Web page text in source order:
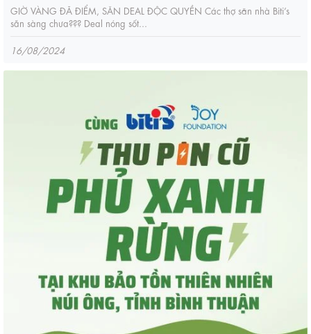
GIỜ VÀNG ĐÃ ĐIỂM, SĂN DEAL ĐỘC QUYỀN Các thợ săn nhà Biti’s
sẵn sàng chưa??? Deal nóng sốt...
16/08/2024